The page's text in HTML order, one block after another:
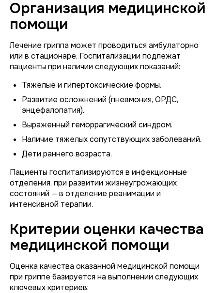
Организация медицинской
помощи
Лечение гриппа может проводиться амбулаторно
или в стационаре. Госпитализации подлежат
пациенты при наличии следующих показаний:
Тяжелые и гипертоксические формы.
Развитие осложнений (пневмония, ОРДС,
энцефалопатия).
Выраженный геморрагический синдром.
Наличие тяжелых сопутствующих заболеваний.
Дети раннего возраста.
Пациенты госпитализируются в инфекционные
отделения, при развитии жизнеугрожающих
состояний — в отделение реанимации и
интенсивной терапии.
Критерии оценки качества
медицинской помощи
Оценка качества оказанной медицинской помощи
при гриппе базируется на выполнении следующих
ключевых критериев: